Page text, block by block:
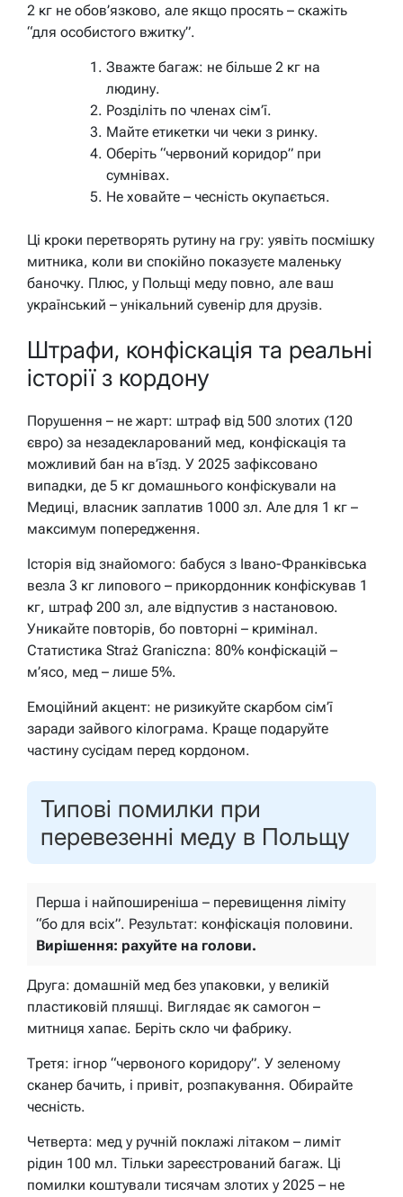
2 кг не обов’язково, але якщо просять – скажіть
“для особистого вжитку”.
Зважте багаж: не більше 2 кг на
людину.
Розділіть по членах сім’ї.
Майте етикетки чи чеки з ринку.
Оберіть “червоний коридор” при
сумнівах.
Не ховайте – чесність окупається.
Ці кроки перетворять рутину на гру: уявіть посмішку
митника, коли ви спокійно показуєте маленьку
баночку. Плюс, у Польщі меду повно, але ваш
український – унікальний сувенір для друзів.
Штрафи, конфіскація та реальні
історії з кордону
Порушення – не жарт: штраф від 500 злотих (120
євро) за незадекларований мед, конфіскація та
можливий бан на в’їзд. У 2025 зафіксовано
випадки, де 5 кг домашнього конфіскували на
Медиці, власник заплатив 1000 зл. Але для 1 кг –
максимум попередження.
Історія від знайомого: бабуся з Івано-Франківська
везла 3 кг липового – прикордонник конфіскував 1
кг, штраф 200 зл, але відпустив з настановою.
Уникайте повторів, бо повторні – кримінал.
Статистика Straż Graniczna: 80% конфіскацій –
м’ясо, мед – лише 5%.
Емоційний акцент: не ризикуйте скарбом сім’ї
заради зайвого кілограма. Краще подаруйте
частину сусідам перед кордоном.
Типові помилки при
перевезенні меду в Польщу
Перша і найпоширеніша – перевищення ліміту
“бо для всіх”. Результат: конфіскація половини.
Вирішення: рахуйте на голови.
Друга: домашній мед без упаковки, у великій
пластиковій пляшці. Виглядає як самогон –
митниця хапає. Беріть скло чи фабрику.
Третя: ігнор “червоного коридору”. У зеленому
сканер бачить, і привіт, розпакування. Обирайте
чесність.
Четверта: мед у ручній поклажі літаком – лиміт
рідин 100 мл. Тільки зареєстрований багаж. Ці
помилки коштували тисячам злотих у 2025 – не